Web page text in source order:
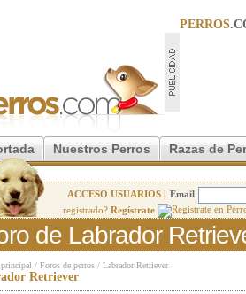
PERROS
Nuestros Perros Razas de
ACCESO USUARIOS | Email
registrado? Regístrate
de Labrador
/ Foros de perros / Labrador Retriever
Retriever